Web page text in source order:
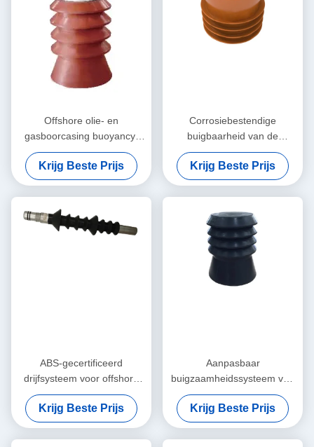
Offshore olie- en
gasboorcasing buoyancy-
systeem met ja modulair
ontwerp
Krijg Beste Prijs
Corrosiebestendige
buigbaarheid van de
behuizing voor maritieme
toepassingen
Krijg Beste Prijs
ABS-gecertificeerd
drijfsysteem voor offshore
olie- en gasboren
Aanpasbaar
Krijg Beste Prijs
Aanpasbaar
buigzaamheidssysteem van
de behuizing dat de
strengen van de behuizing
ondersteunt en corrosie
weerstaat
Krijg Beste Prijs